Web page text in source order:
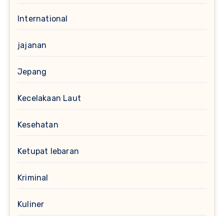
International
jajanan
Jepang
Kecelakaan Laut
Kesehatan
Ketupat lebaran
Kriminal
Kuliner